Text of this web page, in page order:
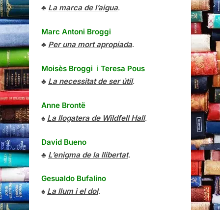
♣ La marca de l’aigua.
Marc Antoni Broggi
♣ Per una mort apropiada.
Moisès Broggi i Teresa Pous
♣ La necessitat de ser útil.
Anne Brontë
♠ La llogatera de Wildfell Hall.
David Bueno
♣ L’enigma de la llibertat.
Gesualdo Bufalino
♠ La llum i el dol.